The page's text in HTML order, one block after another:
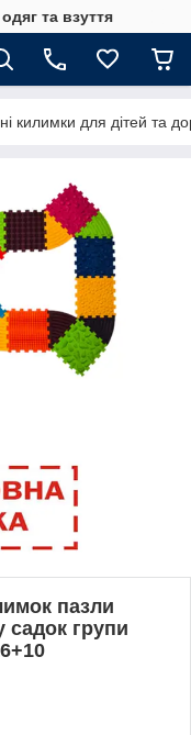
та взуття
килимки для дітей та
пазли
садок групи